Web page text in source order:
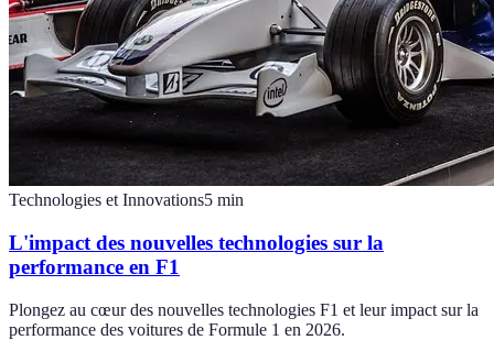
Technologies et Innovations5 min
L'impact des nouvelles technologies sur la
performance en F1
Plongez au cœur des nouvelles technologies F1 et leur impact sur la
performance des voitures de Formule 1 en 2026.